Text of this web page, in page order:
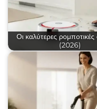
Οι καλύτερες
(2026)